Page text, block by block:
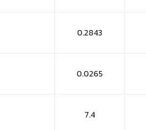
0.2843
0.0265
7.4